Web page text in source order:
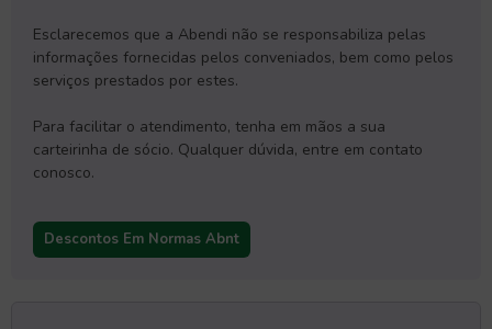
Esclarecemos que a Abendi não se responsabiliza pelas
informações fornecidas pelos conveniados, bem como pelos
serviços prestados por estes.
Para facilitar o atendimento, tenha em mãos a sua
carteirinha de sócio. Qualquer dúvida, entre em contato
conosco.
Descontos Em Normas Abnt